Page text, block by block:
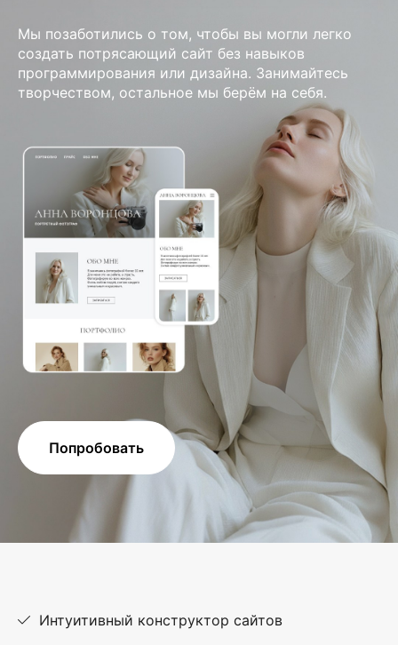
Мы позаботились о том, чтобы вы могли легко
создать потрясающий сайт без навыков
программирования или дизайна. Занимайтесь
творчеством, остальное мы берём на себя.
Попробовать
Интуитивный конструктор сайтов